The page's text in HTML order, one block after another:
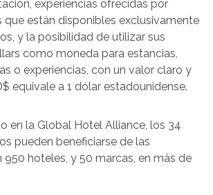
experiencias ofrecidas por
que están disponibles exclusivamente
y la posibilidad de utilizar sus
como moneda para estancias,
o experiencias, con un valor claro y
equivale a 1 dólar estadounidense.
en la Global Hotel Alliance, los 34
pueden beneficiarse de las
950 hoteles, y 50 marcas, en más de